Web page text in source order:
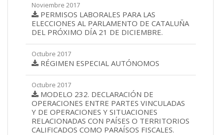
Noviembre 2017
PERMISOS LABORALES PARA LAS
ELECCIONES AL PARLAMENTO DE CATALUÑA
DEL PRÓXIMO DÍA 21 DE DICIEMBRE.
Octubre 2017
RÉGIMEN ESPECIAL AUTÓNOMOS
Octubre 2017
MODELO 232. DECLARACIÓN DE
OPERACIONES ENTRE PARTES VINCULADAS
Y DE OPERACIONES Y SITUACIONES
RELACIONADAS CON PAÍSES O TERRITORIOS
CALIFICADOS COMO PARAÍSOS FISCALES.